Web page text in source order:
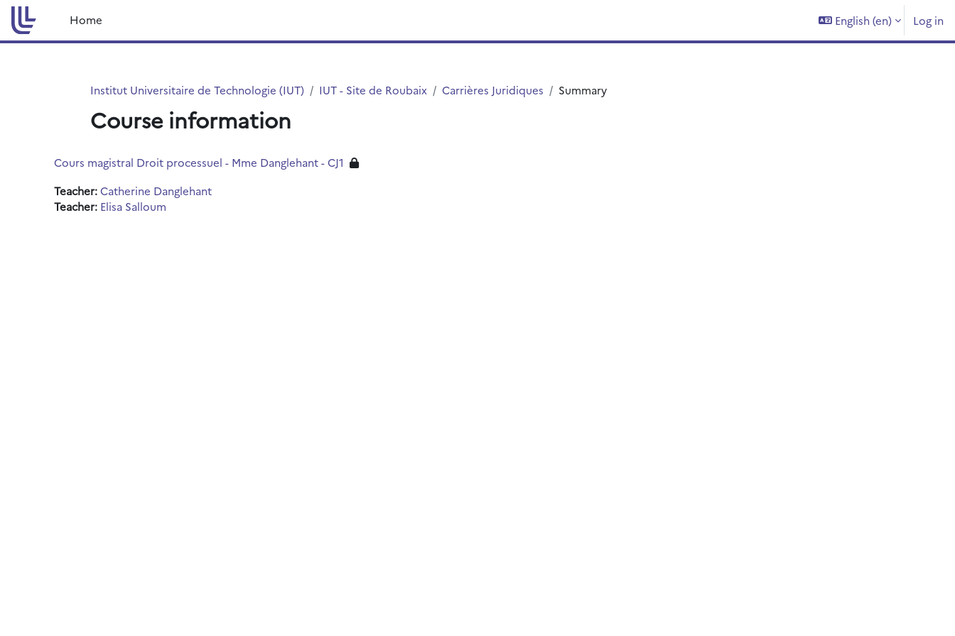
Skip to main content
Home
English ‎(en)‎ Log in
Institut Universitaire de Technologie (IUT) IUT - Site de Roubaix Carrières Juridiques Summary
Course information
Cours magistral Droit processuel - Mme Danglehant - CJ1
Teacher:Catherine Danglehant
Teacher: Elisa Salloum